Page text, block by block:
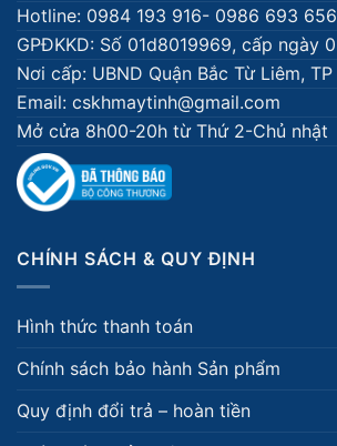
Hotline: 0984 193 916- 0986 693 656
GPĐKKD: Số 01d8019969, cấp ngày
Nơi cấp: UBND Quận Bắc Từ Liêm,
Email: cskhmaytinh@gmail.com
Mở cửa 8h00-20h từ Thứ 2-Chủ nhật
CHÍNH SÁCH & QUY ĐỊNH
Hình thức thanh toán
Chính sách bảo hành Sản phẩm
Quy định đổi trả – hoàn tiền